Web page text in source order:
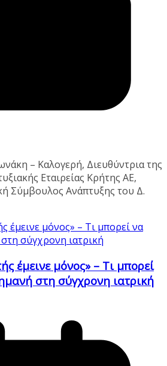
– Καλογερή, Διευθύντρια της
Εταιρείας Κρήτης ΑΕ,
Σύμβουλος Ανάπτυξης του Δ.
έμεινε μόνος» – Τι μπορεί
στη σύγχρονη ιατρική